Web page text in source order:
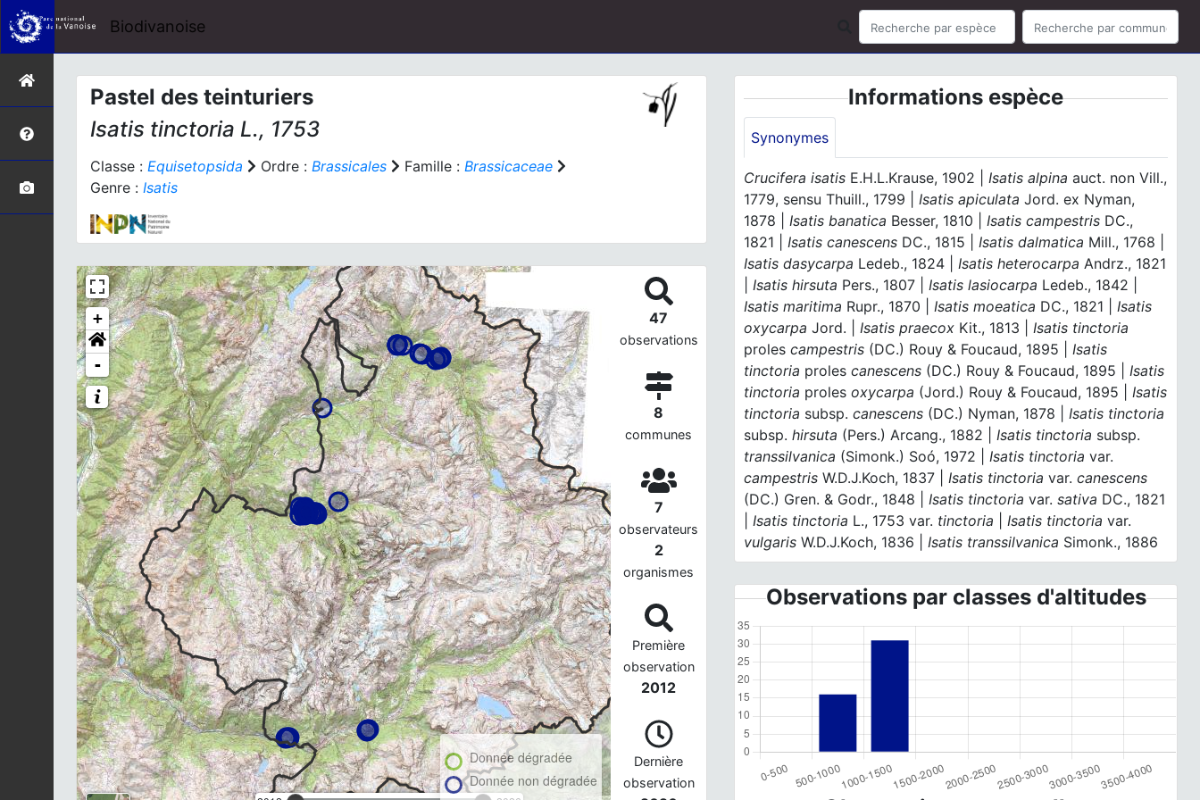
Biodivanoise
Pastel des teinturiers
Isatis tinctoria L., 1753
Classe : Equisetopsida Ordre : Brassicales Famille : Brassicaceae
Genre : Isatis
+
-
Donnée dégradée
Donnée non dégradée
47
observations
8
communes
7
observateurs
2
organismes
Première
observation
2012
Dernière
observation
Informations espèce
Synonymes
Crucifera isatis E.H.L.Krause, 1902 |Isatis alpina auct. non Vill.,
1779, sensu Thuill., 1799 |Isatis apiculata Jord. ex Nyman,
1878 |Isatis banatica Besser, 1810 |Isatis campestris DC.,
1821 |Isatis canescens DC., 1815 |Isatis dalmatica Mill., 1768 |
Isatis dasycarpa Ledeb., 1824 |Isatis heterocarpa Andrz., 1821
|Isatis hirsuta Pers., 1807 |Isatis lasiocarpa Ledeb., 1842 |
Isatis maritima Rupr., 1870 |Isatis moeatica DC., 1821 |Isatis
oxycarpa Jord. |Isatis praecox Kit., 1813 |Isatis tinctoria
proles campestris (DC.) Rouy & Foucaud, 1895 |Isatis
tinctoria proles canescens (DC.) Rouy & Foucaud, 1895 |Isatis
tinctoria proles oxycarpa (Jord.) Rouy & Foucaud, 1895 |Isatis
tinctoria subsp. canescens (DC.) Nyman, 1878 |Isatis tinctoria
subsp. hirsuta (Pers.) Arcang., 1882 |Isatis tinctoria subsp.
transsilvanica (Simonk.) Soó, 1972 |Isatis tinctoriavar.
campestris W.D.J.Koch, 1837 |Isatis tinctoriavar. canescens
(DC.) Gren. & Godr., 1848 |Isatis tinctoriavar. sativa DC., 1821
|Isatis tinctoria L., 1753 var. tinctoria |Isatis tinctoriavar.
vulgaris W.D.J.Koch, 1836 |Isatis transsilvanica Simonk., 1886
Observations par classes d'altitudes